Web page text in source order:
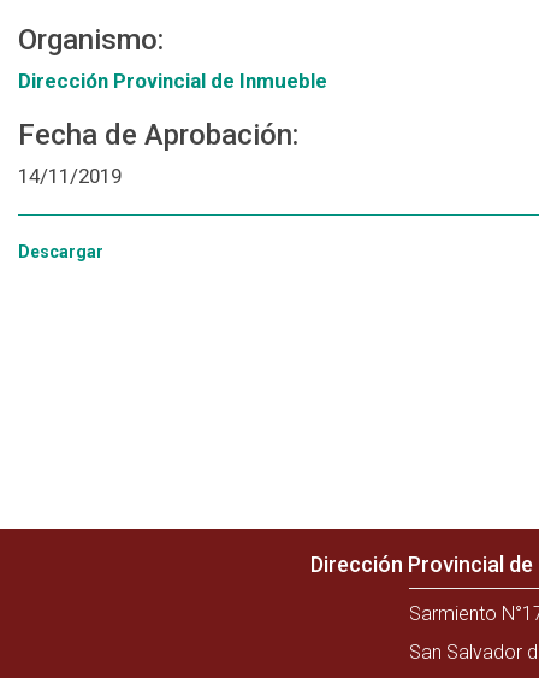
Organismo:
Dirección Provincial de Inmueble
Fecha de Aprobación:
14/11/2019
Descargar
Dirección Provincial
Sarmiento
San Salvador